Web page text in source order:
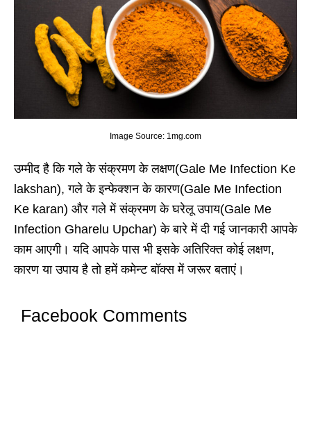
Image Source: 1mg.com
उम्मीद है कि गले के संक्रमण के लक्षण(Gale Me Infection Ke
lakshan), गले के इन्फेक्शन के कारण(Gale Me Infection
Ke karan) और गले में संक्रमण के घरेलू उपाय(Gale Me
Infection Gharelu Upchar) के बारे में दी गई जानकारी आपके
काम आएगी। यदि आपके पास भी इसके अतिरिक्त कोई लक्षण,
कारण या उपाय है तो हमें कमेन्ट बॉक्स में जरूर बताएं।
Facebook Comments